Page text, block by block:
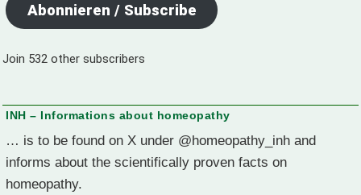
Abonnieren / Subscribe
Join 532 other subscribers
INH – Informations about homeopathy
… is to be found on X under @homeopathy_inh and
informs about the scientifically proven facts on
homeopathy.